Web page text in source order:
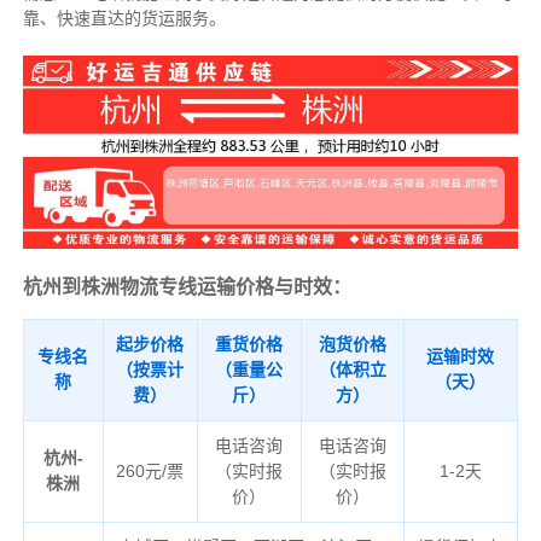
靠、快速直达的货运服务。
杭州到株洲物流专线运输价格与时效：
专线名
称
起步价格
（按票计
费）
重货价格
（重量公
斤）
泡货价格
（体积立
方）
运输时效
（天）
杭州-
株洲
260元/票
电话咨询
（实时报
价）
电话咨询
（实时报
价）
1-2天